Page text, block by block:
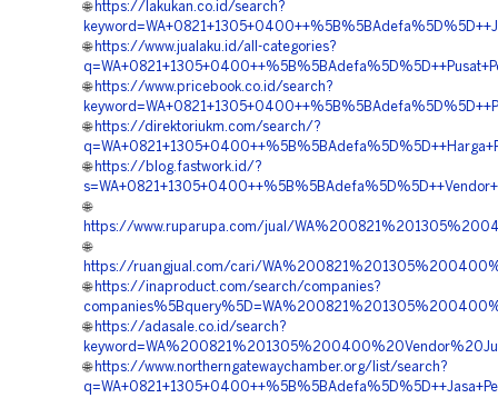
🌐 https://lakukan.co.id/search?
🌐 https://www.jualaku.id/all-categories?
🌐 https://www.pricebook.co.id/search?
🌐 https://direktoriukm.com/search/?
🌐 https://blog.fastwork.id/?
🌐
https://www.ruparupa.com/jual/
🌐
https://ruangjual.com/cari/
🌐 https://inaproduct.com/search/companies?
🌐 https://adasale.co.id/search?
🌐 https://www.northerngatewaychamber.org/list/search?